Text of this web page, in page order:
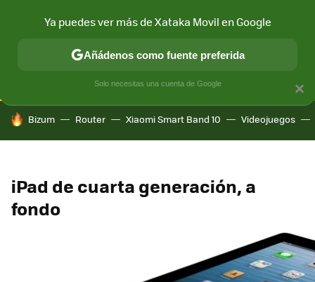
CONECTIVIDAD MÓVIL Y SOCIEDAD APLICACIONES
HOY SE HABLA DE
Bizum Router Xiaomi Smart Band 10 Videojuegos
iPad de cuarta generación, a
fondo
×
Ya puedes ver más de Xataka Movil en Google
Añádenos como fuente preferida
Solo necesitas una cuenta de Google